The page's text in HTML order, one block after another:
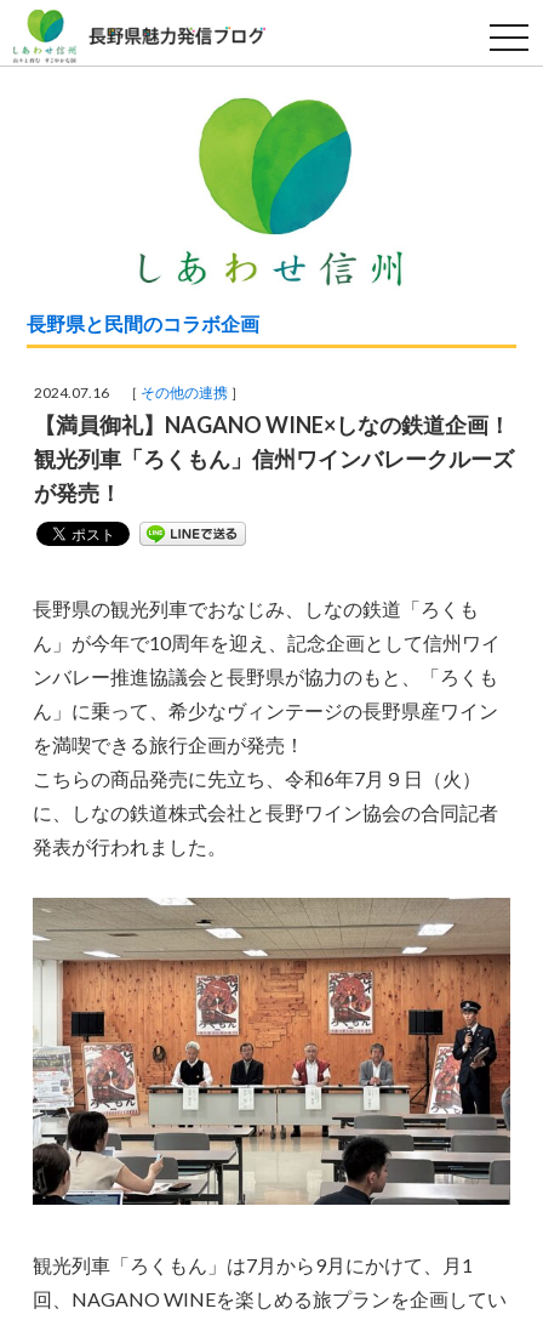
t
o
g
長野県と民間のコラボ企画
2024.07.16 ［ その他の連携 ］
【満員御礼】NAGANO WINE×しなの鉄道企画！
観光列車「ろくもん」信州ワインバレークルーズ
が発売！
長野県の観光列車でおなじみ、しなの鉄道「ろくも
ん」が今年で10周年を迎え、記念企画として信州ワイ
ンバレー推進協議会と長野県が協力のもと、「ろくも
ん」に乗って、希少なヴィンテージの長野県産ワイン
を満喫できる旅行企画が発売！
こちらの商品発売に先立ち、令和6年7月９日（火）
に、しなの鉄道株式会社と長野ワイン協会の合同記者
発表が行われました。
観光列車「ろくもん」は7月から9月にかけて、月1
回、NAGANO WINEを楽しめる旅プランを企画してい